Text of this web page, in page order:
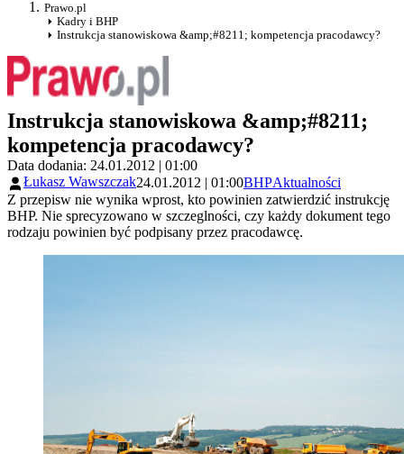
Prawo.pl
Kadry i BHP
Instrukcja stanowiskowa &amp;#8211; kompetencja pracodawcy?
Instrukcja stanowiskowa &amp;#8211;
kompetencja pracodawcy?
Data dodania: 24.01.2012 | 01:00
Łukasz Wawszczak24.01.2012 | 01:00BHPAktualności
Z przepisw nie wynika wprost, kto powinien zatwierdzić instrukcję
BHP. Nie sprecyzowano w szczeglności, czy każdy dokument tego
rodzaju powinien być podpisany przez pracodawcę.